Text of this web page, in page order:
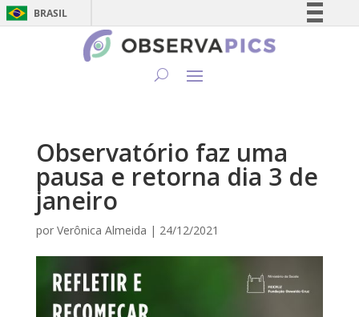
BRASIL
Simplifique!
Canais
Observatório faz uma
pausa e retorna dia 3 de
janeiro
por Verônica Almeida | 24/12/2021